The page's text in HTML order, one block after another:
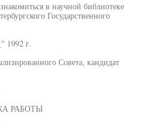
в научной библиотеке
Государственного
1992 г.
Совета, кандидат
РАБОТЫ